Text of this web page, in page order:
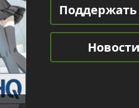
Поддержать